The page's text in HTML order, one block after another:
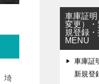
埼
車庫証
変更）
規登録
MENU
車庫証
新規登